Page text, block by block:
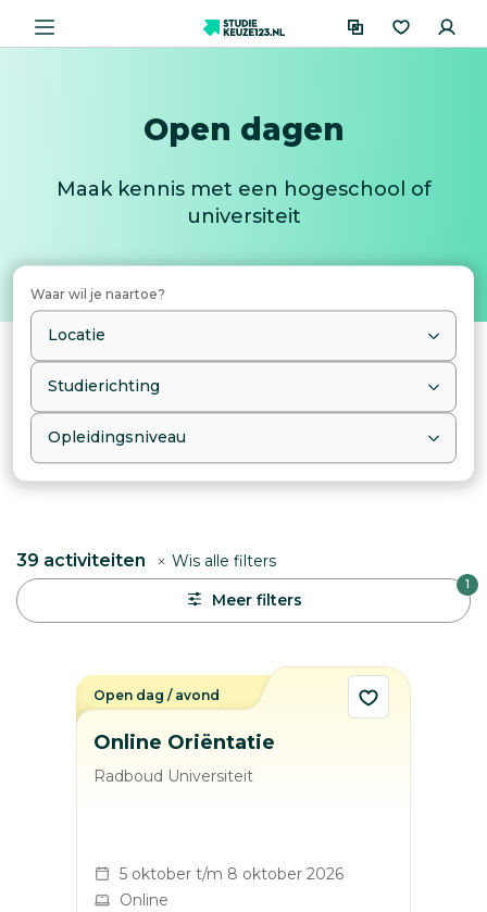
Open dagen
Maak kennis met een hogeschool of
universiteit
Waar wil je naartoe?
Locatie
Studierichting
Opleidingsniveau
39 activiteiten
Wis alle filters
Meer filters
1
Online Oriëntatie
Radboud Universiteit
5 oktober t/m 8 oktober 2026
Online
Open dag / avond